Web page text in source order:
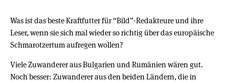
Was ist das beste Kraftfutter für “Bild”-Redakteure und ihre
Leser, wenn sie sich mal wieder so richtig über das europäische
Schmarotzertum aufregen wollen?
Viele Zuwanderer aus Bulgarien und Rumänien wären gut.
Noch besser: Zuwanderer aus den beiden Ländern, die in